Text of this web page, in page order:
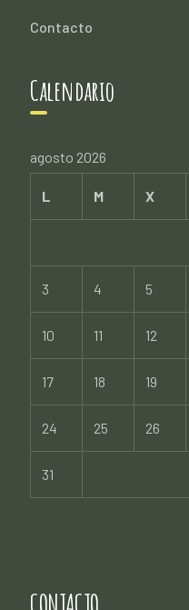
Contacto
Calendario
agosto 2026
L M X
3 4 5
10 11 12
17 18 19
24 25 26
31